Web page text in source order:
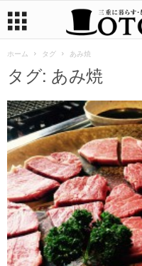
ホーム タグ あみ焼
タグ: あみ焼